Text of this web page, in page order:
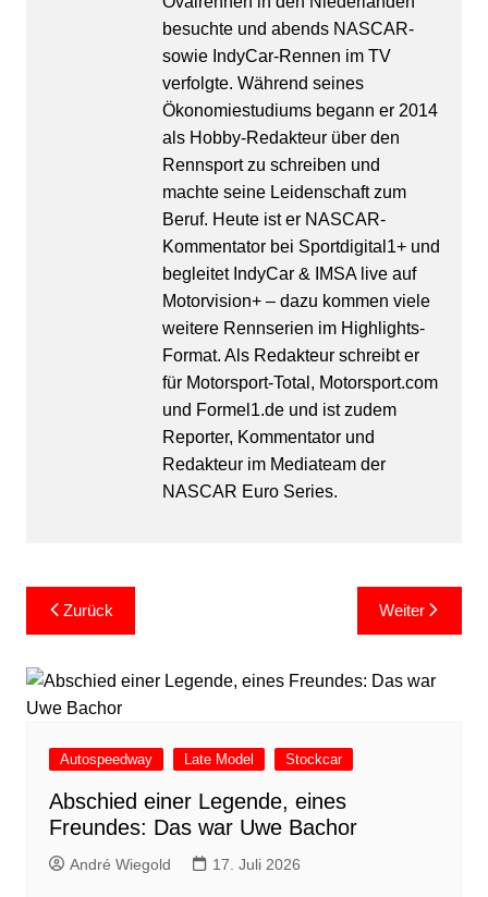
besuchte und abends NASCAR-
sowie IndyCar-Rennen im TV
verfolgte. Während seines
Ökonomiestudiums begann er 2014
als Hobby-Redakteur über den
Rennsport zu schreiben und
machte seine Leidenschaft zum
Beruf. Heute ist er NASCAR-
Kommentator bei Sportdigital1+ und
begleitet IndyCar & IMSA live auf
Motorvision+ – dazu kommen viele
weitere Rennserien im Highlights-
Format. Als Redakteur schreibt er
für Motorsport-Total, Motorsport.com
und Formel1.de und ist zudem
Reporter, Kommentator und
Redakteur im Mediateam der
NASCAR Euro Series.
Beitragsnavigation
Zurück Weiter
Autospeedway Late Model Stockcar
Abschied einer Legende, eines
Freundes: Das war Uwe Bachor
André Wiegold 17. Juli 2026